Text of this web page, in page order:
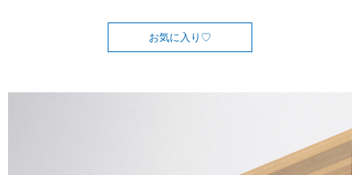
お気に入り